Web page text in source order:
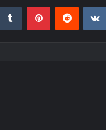
Tumblr PinterestReddit